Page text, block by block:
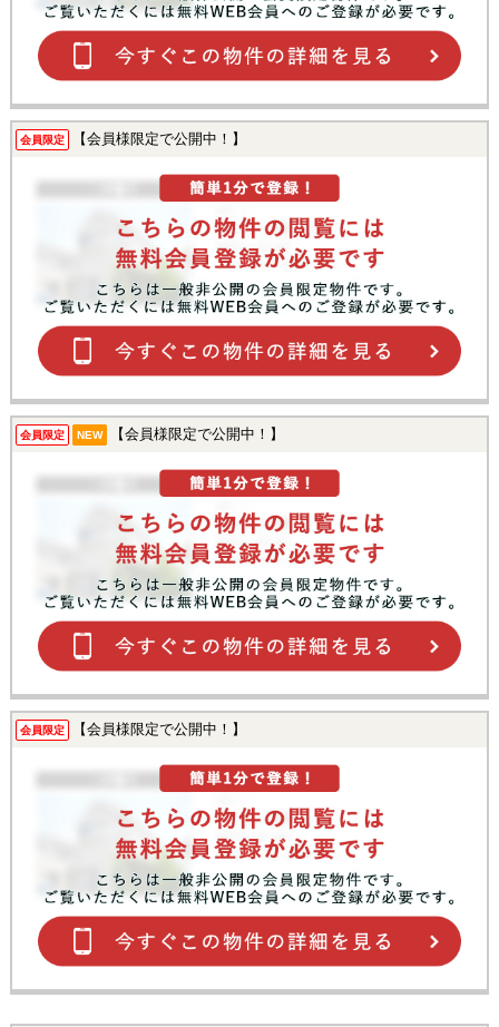
会員限定 【会員様限定で公開中！】
会員限定 NEW 【会員様限定で公開中！】
会員限定 【会員様限定で公開中！】